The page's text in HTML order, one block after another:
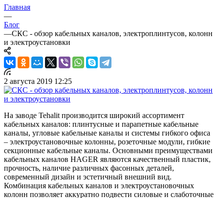
Главная
—
Блог
—СКС - обзор кабельных каналов, электроплинтусов, колонн
и электроустановки
2 августа 2019 12:25
На заводе Tehalit производится широкий ассортимент
кабельных каналов: плинтусные и парапетные кабельные
каналы, угловые кабельные каналы и системы гибкого офиса
– электроустановочные колонны, розеточные модули, гибкие
секционные кабельные каналы. Основными преимуществами
кабельных каналов HAGER являются качественный пластик,
прочность, наличие различных фасонных деталей,
современный дизайн и эстетичный внешний вид.
Комбинация кабельных каналов и электроустановочных
колонн позволяет аккуратно подвести силовые и слаботочные